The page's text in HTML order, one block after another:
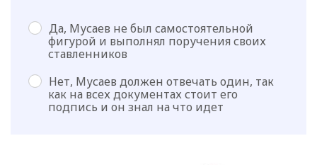
Да, Мусаев не был самостоятельной
фигурой и выполнял поручения своих
ставленников
Нет, Мусаев должен отвечать один, так
как на всех документах стоит его
подпись и он знал на что идет